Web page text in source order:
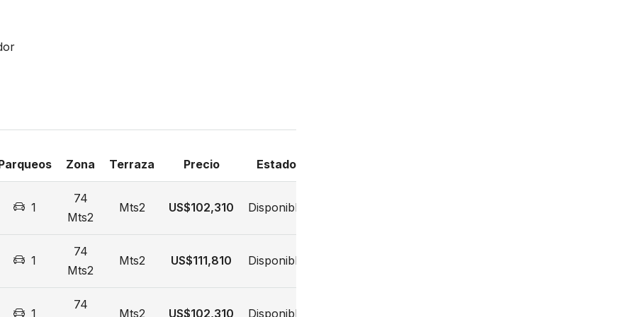
Zona Terraza Precio Estado
1
74
Mts2
Mts2 US$102,310 Disponible
1
74
Mts2
Mts2 US$111,810 Disponible
1
74
Mts2 US$102,310 Disponible